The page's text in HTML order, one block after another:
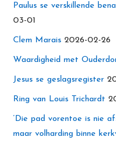
Paulus se verskillende
03-01
Clem Marais 2026-02-26
Waardigheid met
Jesus se geslagsregister
Ring van Louis Trichardt
‘Die pad vorentoe is nie
maar volharding binne